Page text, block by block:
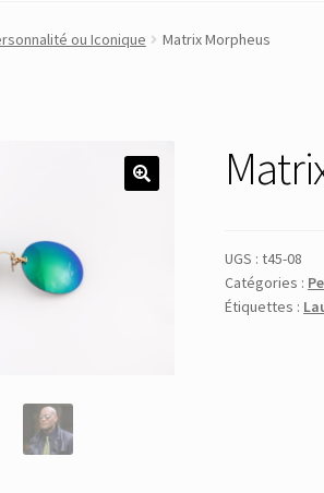
Commande Compte Compte
ou Iconique Matrix Morpheus
UGS :t45-08
Catégories :
Étiquettes :